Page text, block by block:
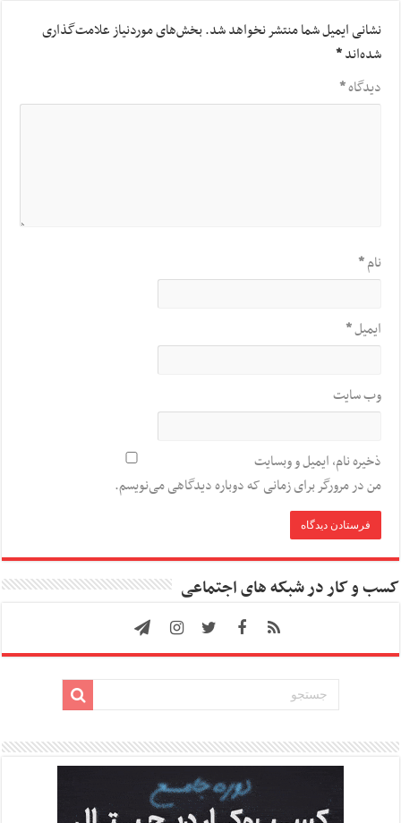
نشانی ایمیل شما منتشر نخواهد شد.بخش‌های موردنیاز علامت‌گذاری
شده‌اند*
دیدگاه*
نام*
ایمیل*
وب‌ سایت
ذخیره نام، ایمیل و وبسایت
من در مرورگر برای زمانی که دوباره دیدگاهی می‌نویسم.
کسب و کار در شبکه های اجتماعی